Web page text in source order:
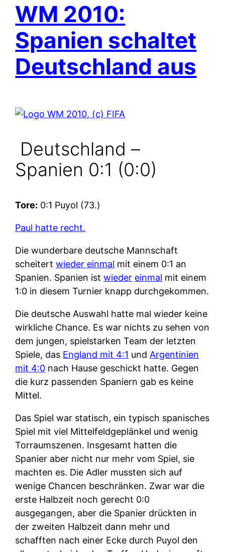
WM 2010:
Spanien schaltet
Deutschland aus
Deutschland –
Spanien 0:1 (0:0)
Tore: 0:1 Puyol (73.)
Paul hatte recht.
Die wunderbare deutsche Mannschaft
scheitertwieder einmal mit einem 0:1 an
Spanien. Spanien istwieder einmal mit einem
1:0 in diesem Turnier knapp durchgekommen.
Die deutsche Auswahl hatte mal wieder keine
wirkliche Chance. Es war nichts zu sehen von
dem jungen, spielstarken Team der letzten
Spiele, das England mit 4:1 und Argentinien
mit 4:0 nach Hause geschickt hatte. Gegen
die kurz passenden Spaniern gab es keine
Mittel.
Das Spiel war statisch, ein typisch spanisches
Spiel mit viel Mittelfeldgeplänkel und wenig
Torraumszenen. Insgesamt hatten die
Spanier aber nicht nur mehr vom Spiel, sie
machten es. Die Adler mussten sich auf
wenige Chancen beschränken. Zwar war die
erste Halbzeit noch gerecht 0:0
ausgegangen, aber die Spanier drückten in
der zweiten Halbzeit dann mehr und
schafften nach einer Ecke durch Puyol den